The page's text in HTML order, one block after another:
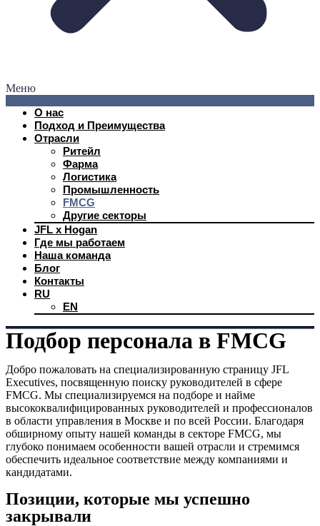
Меню
О нас
Подход и Преимущества
Отрасли
Ритейл
Фарма
Логистика
Промышленность
FMCG
Другие секторы
JFL x Hogan
Где мы работаем
Наша команда
Блог
Контакты
RU
EN
Подбор персонала в FMCG
Добро пожаловать на специализированную страницу JFL
Executives, посвященную поиску руководителей в сфере
FMCG. Мы специализируемся на подборе и найме
высококвалифицированных руководителей и профессионалов
в области управления в Москве и по всей России. Благодаря
обширному опыту нашей команды в секторе FMCG, мы
глубоко понимаем особенности вашей отрасли и стремимся
обеспечить идеальное соответствие между компаниями и
кандидатами.
Позиции, которые мы успешно
закрывали